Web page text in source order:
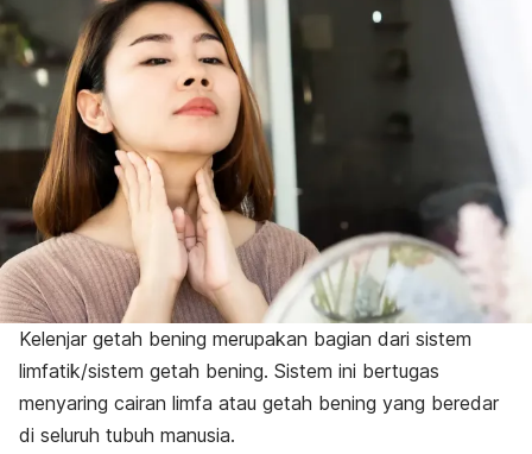
Kelenjar getah bening merupakan bagian dari sistem
limfatik/sistem getah bening. Sistem ini bertugas
menyaring cairan limfa atau getah bening yang beredar
di seluruh tubuh manusia.